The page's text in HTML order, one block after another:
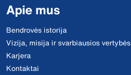
Apie mus
Bendrovės istorija
Vizija, misija ir svarbiausios vertybės
Karjera
Kontaktai